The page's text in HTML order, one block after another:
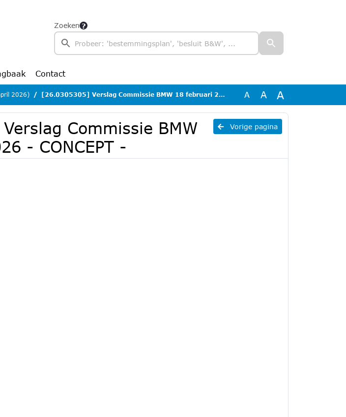
Zoeken
Contact
2026) [26.0305305] Verslag Commissie BMW 18 februari 2026 - CONCEPT - A A A
Vorige pagina
Commissie BMW
- CONCEPT -